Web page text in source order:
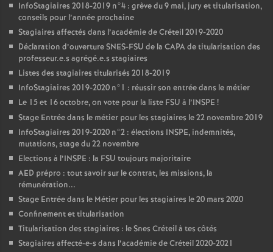
InfoStagiaires 2018-2019 n°4 : grève du 9 mai, jury et titularisation,
conseils pour l’année prochaine
Stagiaires affectés dans l’académie de Créteil 2019-2020
Déclaration d’ouvertureSNES-FSU de la CAPAde titularisation des
professeur.e.s agrégé.e.s stagiaires
Listes des stagiaires titularisés 2018-2019
InfoStagiaires 2019-2020 n°1 : réussir son entrée dans le métier
Le 15 et 16 octobre, on vote pour la liste FSU à l’INSPE !
Stage Entrée dans le métier pour les stagiaires le 22 novembre 2019
InfoStagiaires 2019-2020 n°2 : élections INSPE, indemnités,
mutations, stage du 22 novembre
Elections à l’INSPE : la FSU toujours majoritaire
AED prépro : tout savoir sur le contrat, les missions, la
rémunération...
Stage Entrée dans le Métier pour les stagiaires le 20 mars 2020
Confinement et titularisation
Titularisation des stagiaires : le Snes Créteil à tes côtés
Stagiaires affecté-e-s dans l’académie de Créteil 2020-2021